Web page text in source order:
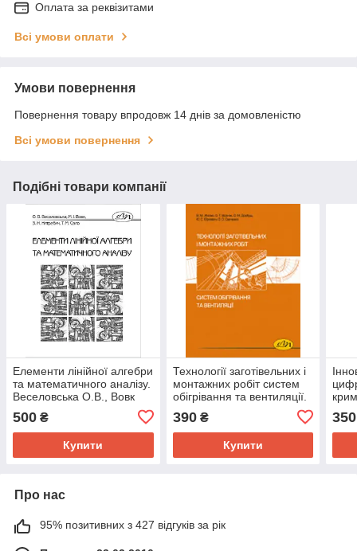
Оплата за реквізитами
Всі умови оплати
Умови повернення
Повернення товару впродовж 14 днів за домовленістю
Всі умови повернення
Подібні товари компанії
Елементи лінійної алгебри
та математичного аналізу.
Веселовська О.В., Вовк
500 ₴
Купити
Технології заготівельних і
монтажних робіт систем
обігрівання та вентиляції.
390₴
Купити
350
Про нас
95% позитивних з 427 відгуків за рік